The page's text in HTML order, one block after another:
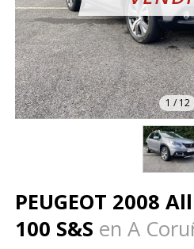
1 /12
PEUGEOT 2008
100 S&S en A